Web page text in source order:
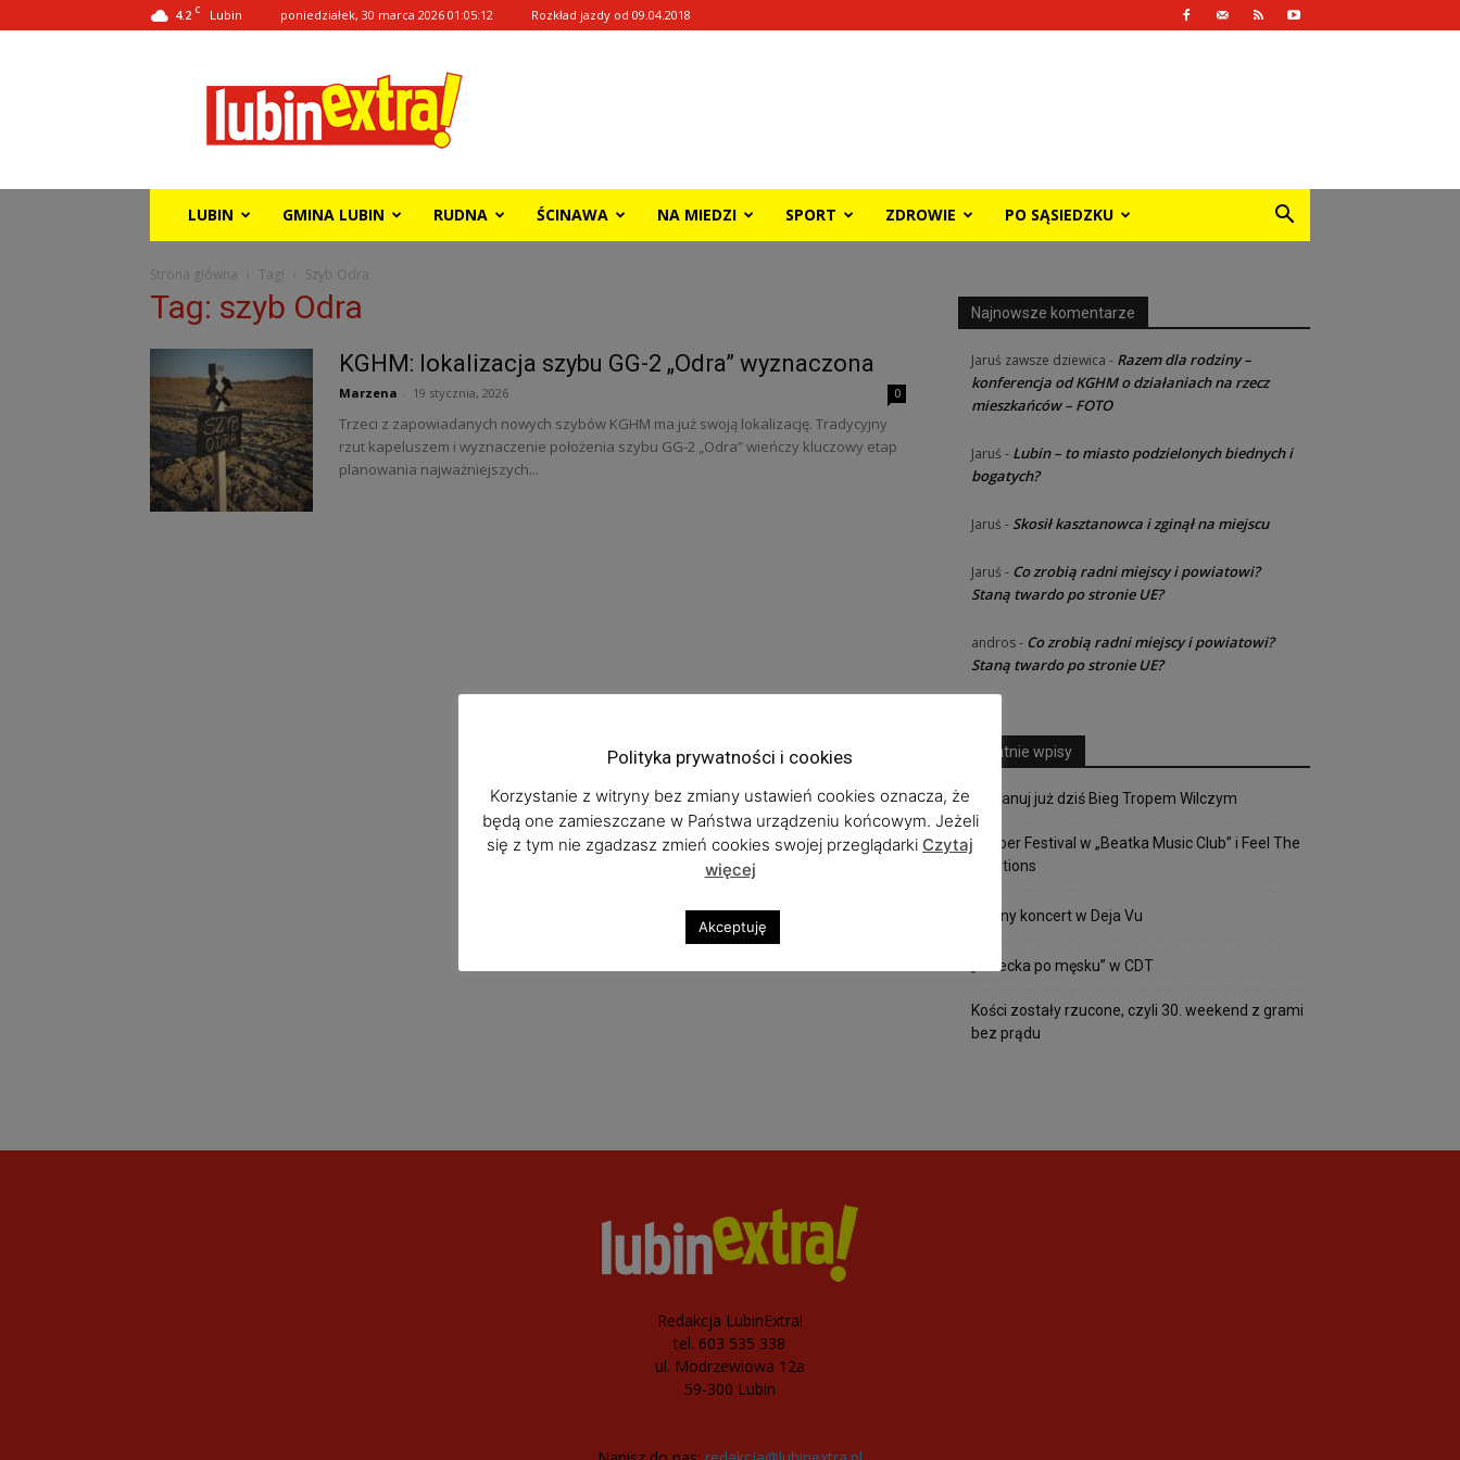
4.2 C Lubin poniedziałek, 30 marca 2026 01:05:12 Rozkład jazdy od 09.04.2018
Extra!
LUBIN GMINA LUBIN RUDNA ŚCINAWA NA MIEDZI SPORT ZDROWIE PO SĄSIEDZKU
Strona główna Tagi Szyb Odra
Tag: szyb Odra
KGHM: lokalizacja szybu GG-2 „Odra” wyznaczona
Marzena 19 stycznia, 2026 0
Trzeci z zapowiadanych nowych szybów KGHM ma już swoją lokalizację. Tradycyjny
rzut kapeluszem i wyznaczenie położenia szybu GG-2 „Odra” wieńczy kluczowy etap
planowania najważniejszych...
Najnowsze komentarze
Jaruś zawsze dziewica - Razem dla rodziny –
konferencja od KGHM o działaniach na rzecz
mieszkańców – FOTO
Jaruś - Lubin – to miasto podzielonych biednych i
bogatych?
Jaruś - Skosił kasztanowca i zginął na miejscu
Jaruś - Co zrobią radni miejscy i powiatowi?
Staną twardo po stronie UE?
andros- Co zrobią radni miejscy i powiatowi?
Staną twardo po stronie UE?
Ostatnie wpisy
Zaplanuj już dziś Bieg Tropem Wilczym
Copper Festival w „Beatka Music Club” i Feel The
Emotions
Mocny koncert w Deja Vu
„Osiecka po męsku” w CDT
Kości zostały rzucone, czyli 30. weekend z grami
bez prądu
Redakcja LubinExtra!
tel. 603 535 338
ul. Modrzewiowa 12a
59-300 Lubin
Polityka prywatności i cookies
Korzystanie z witryny bez zmiany ustawień cookies oznacza, że
będą one zamieszczane w Państwa urządzeniu końcowym. Jeżeli
się z tym nie zgadzasz zmień cookies swojej przeglądarki Czytaj
więcej
Akceptuję